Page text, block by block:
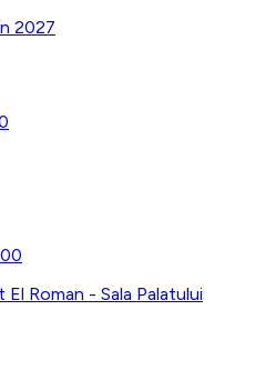
2027
Roman - Sala Palatului